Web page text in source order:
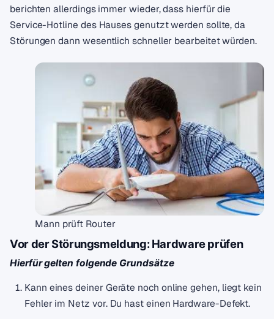
berichten allerdings immer wieder, dass hierfür die
Service-Hotline des Hauses genutzt werden sollte, da
Störungen dann wesentlich schneller bearbeitet würden.
Mann prüft Router
Vor der Störungsmeldung: Hardware prüfen
Hierfür gelten folgende Grundsätze
Kann eines deiner Geräte noch online gehen, liegt kein
Fehler im Netz vor. Du hast einen Hardware-Defekt.